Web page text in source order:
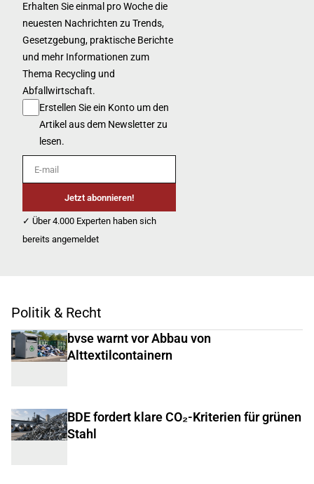
Erhalten Sie einmal pro Woche die
neuesten Nachrichten zu Trends,
Gesetzgebung, praktische Berichte
und mehr Informationen zum
Thema Recycling und
Abfallwirtschaft.
Erstellen Sie ein Konto um den
Artikel aus dem Newsletter zu
lesen.
E-mail
Jetzt abonnieren!
✓ Über 4.000 Experten haben sich
bereits angemeldet
Politik & Recht
bvse warnt vor Abbau von
Alttextilcontainern
BDE fordert klare CO₂-Kriterien für grünen
Stahl